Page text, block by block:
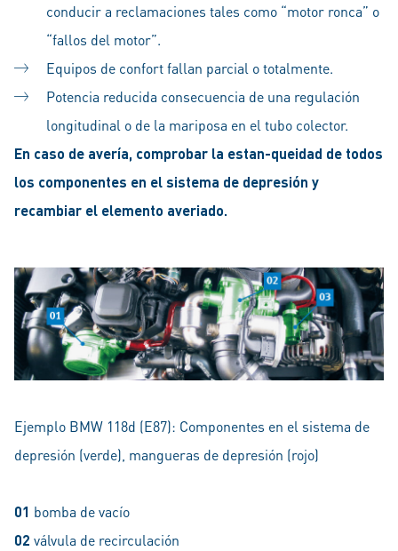
conducir a reclamaciones tales como “motor ronca” o
“fallos del motor”.
Equipos de confort fallan parcial o totalmente.
Potencia reducida consecuencia de una regulación
longitudinal o de la mariposa en el tubo colector.
En caso de avería, comprobar la estan-queidad de todos
los componentes en el sistema de depresión y
recambiar el elemento averiado.
Ejemplo BMW 118d (E87): Componentes en el sistema de
depresión (verde), mangueras de depresión (rojo)
01 bomba de vacío
02 válvula de recirculación